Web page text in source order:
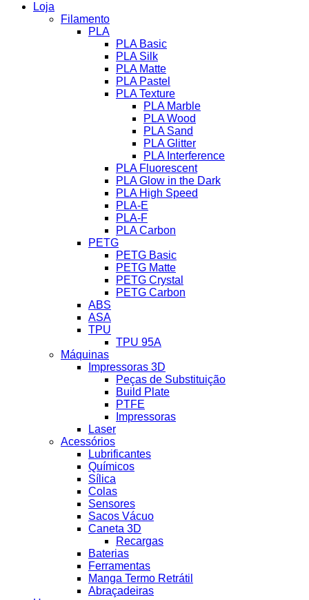
Loja
Filamento
PLA
PLA Basic
PLA Silk
PLA Matte
PLA Pastel
PLA Texture
PLA Marble
PLA Wood
PLA Sand
PLA Glitter
PLA Interference
PLA Fluorescent
PLA Glow in the Dark
PLA High Speed
PLA-E
PLA-F
PLA Carbon
PETG
PETG Basic
PETG Matte
PETG Crystal
PETG Carbon
ABS
ASA
TPU
TPU 95A
Máquinas
Impressoras 3D
Peças de Substituição
Build Plate
PTFE
Impressoras
Laser
Acessórios
Lubrificantes
Químicos
Sílica
Colas
Sensores
Sacos Vácuo
Caneta 3D
Recargas
Baterias
Ferramentas
Manga Termo Retrátil
Abraçadeiras